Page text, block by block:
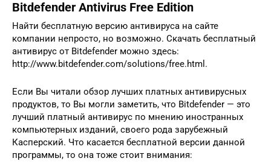
Bitdefender Antivirus Free Edition
Найти бесплатную версию антивируса на сайте
компании непросто, но возможно. Скачать бесплатный
антивирус от Bitdefender можно здесь:
http://www.bitdefender.com/solutions/free.html.
Если Вы читали обзор лучших платных антивирусных
продуктов, то Вы могли заметить, что Bitdefender — это
лучший платный антивирус по мнению иностранных
компьютерных изданий, своего рода зарубежный
Касперский. Что касается бесплатной версии данной
программы, то она тоже стоит внимания: